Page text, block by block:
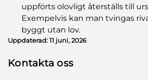
uppförts olovligt återställs till
Exempelvis kan man tvingas
byggt utan lov.
Uppdaterad:11 juni, 2026
Kontakta oss